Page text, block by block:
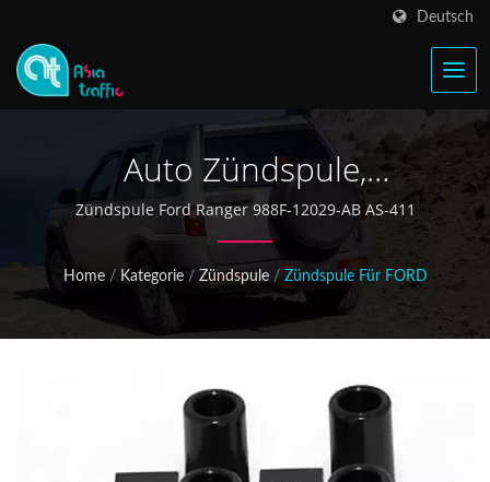
Deutsch
Auto Zündspule,
Automobilzündteile,
Autoersatzteile
Zündspule Ford Ranger 988F-12029-AB AS-411
Home / Kategorie / Zündspule / Zündspule Für FORD